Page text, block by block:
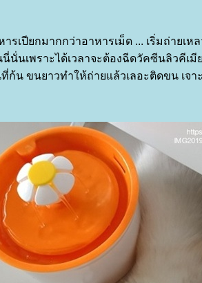
รเปียกมากกว่าอาหารเม็ด ... เริ่มถ่ายเ
นั่นเพราะได้เวลาจะต้องฉีดวัคซีนลิวคีเมี
ก้น ขนยาวทำให้ถ่ายแล้วเลอะติดขน เจา